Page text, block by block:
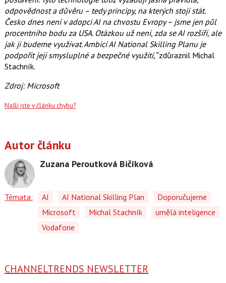
odpovědnost a důvěru – tedy principy, na kterých stojí stát.
Česko dnes není v adopci AI na chvostu Evropy – jsme jen půl
procentního bodu za USA. Otázkou už není, zda se AI rozšíří, ale
jak ji budeme využívat. Ambicí AI National Skilling Planu je
podpořit její smysluplné a bezpečné využití,“zdůraznil Michal
Stachník.
Zdroj: Microsoft
Našli jste v článku chybu?
Autor článku
Zuzana Peroutková Bičíková
Témata: AI AI National Skilling Plan
Doporučujeme
Microsoft
Michal Stachník
umělá inteligence
Vodafone
CHANNELTRENDS NEWSLETTER